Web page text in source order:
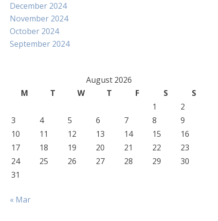
December 2024
November 2024
October 2024
September 2024
August 2026
M
T W T F S
S
1
2
3
4 5 6 7 8
9
10
11 12 13 14 15
16
17
18 19 20 21 22
23
24
25 26 27 28 29
30
31
« Mar